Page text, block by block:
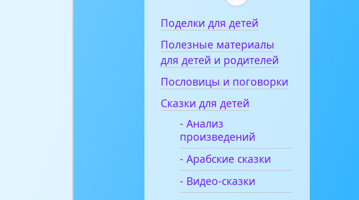
Поделки для детей
Полезные материалы
для детей и родителей
Пословицы и поговорки
Сказки для детей
- Анализ
произведений
- Арабские сказки
- Видео-сказки